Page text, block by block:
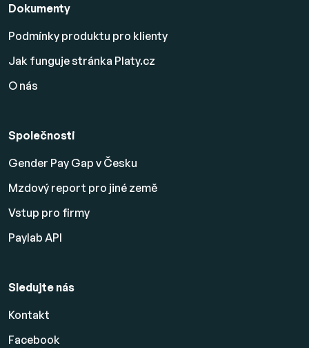
Dokumenty
Podmínky produktu pro klienty
Jak funguje stránka Platy.cz
O nás
Společnosti
Gender Pay Gap v Česku
Mzdový report pro jiné země
Vstup pro firmy
Paylab API
Sledujte nás
Kontakt
Facebook